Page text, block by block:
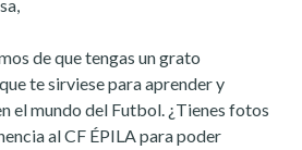
de que tengas un grato
te sirviese para aprender y
el mundo del Futbol. ¿Tienes fotos
al CF ÉPILA para poder